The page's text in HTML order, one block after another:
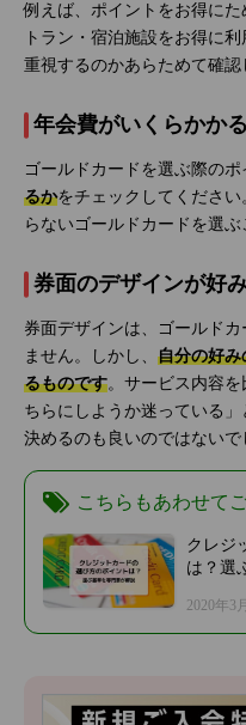
例えば、ポイントをお得に
トラン・宿泊施設をお得に
重視するのかあらためて確認
年会費がいくらかか
ゴールドカードを選ぶ際のポ
るかをチェックしてくださ
らないゴールドカードを選ぶ
券面のデザインが好
券面デザインは、ゴールド
ません。しかし、 自分の好み
るものです。サービス内容
ちらにしようか迷っている
決めるのも良いのではないで
こちらもあわせて
クレジ
は？選
2020年3